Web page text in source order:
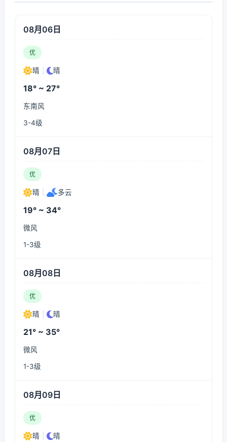
08月06日
优
晴 晴
18° ~ 27°
东南风
3-4级
08月07日
优
晴 多云
19° ~ 34°
微风
1-3级
08月08日
优
晴 晴
21° ~ 35°
微风
1-3级
08月09日
优
晴 晴